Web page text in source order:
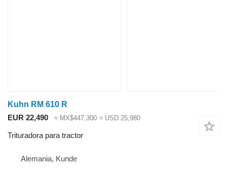
Kuhn RM 610 R
EUR 22,490
≈ MX$447,300 ≈ USD 25,980
Trituradora para tractor
Alemania, Kunde